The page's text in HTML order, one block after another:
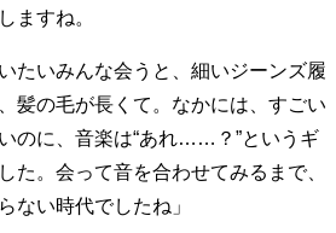
付き合い方
ますね。
たいみんな会うと、細いジーンズ履
髪の毛が長くて。なかには、すごい
のに、音楽は“あれ……？”というギ
た。会って音を合わせてみるまで、
ない時代でしたね」